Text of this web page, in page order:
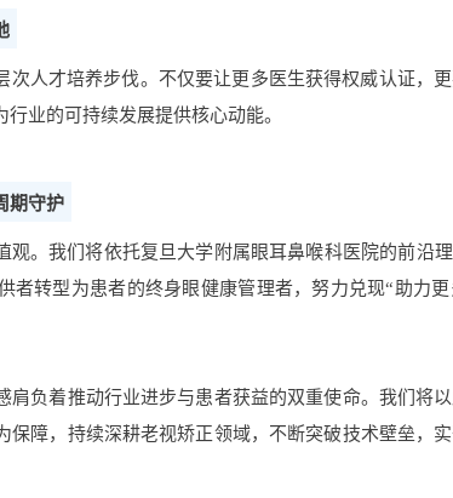
次人才培养步伐。不仅要让更多医生获得权威认证，
业的可持续发展提供核心动能。
期守护
观。我们将依托复旦大学附属眼耳鼻喉科医院的前沿
者转型为患者的终身眼健康管理者，努力兑现“助力
肩负着推动行业进步与患者获益的双重使命。我们将
保障，持续深耕老视矫正领域，不断突破技术壁垒，